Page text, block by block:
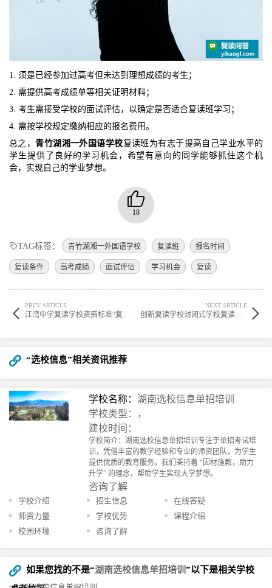
1. 须是已经参加过高考但未达到理想成绩的考生；
2. 需提供高考成绩单等相关证明材料；
3. 考生需接受学校的面试评估，以确定是否适合复读班学习；
4. 需按学校规定缴纳相应的报名费用。
总之，青竹湖湘一外国语学校复读班为有志于提高自己学业水平的
学生提供了良好的学习机会，希望有意向的同学能够抓住这个机
会，实现自己的学业梦想。
18
TAG标签： 青竹湖湘一外国语学校 复读班 报名时间
复读条件 高考成绩 面试评估 学习机会 复读
PREV ARTICLE
江湾中学复读学校资费标准?复读生在学校怎么样? ?
NEXT ARTICLE
创新复读学校封闭式学校复读学费多少?复读学校如何? ?
“选校信息”相关资讯推荐
学校名称： 湖南选校信息单招培训
学校类型：，
建校时间：
学校简介：湖南选校信息单招培训专注于单招考试培
训，凭借丰富的教学经验和专业的师资团队，为学生
提供优质的教育服务。我们秉持着 “因材施教，助力
升学” 的理念，帮助学生实现大学梦想。
咨询了解
学校介绍 招生信息
在线答疑
师资力量
学校优势
课程介绍
校园环境
咨询了解
如果您找的不是“湖南选校信息单招培训 ”以下是相关学校